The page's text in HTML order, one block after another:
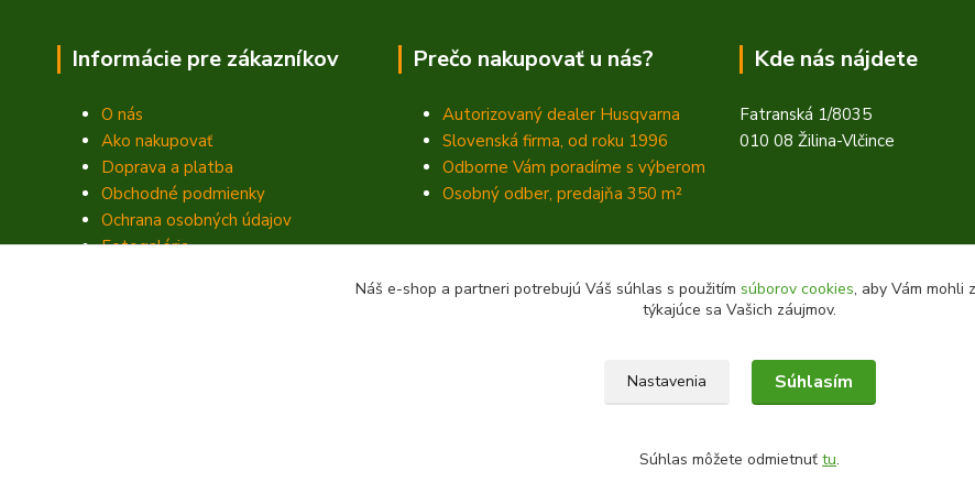
Informácie pre zákazníkov
O nás
Ako nakupovať
Doprava a platba
Obchodné podmienky
Ochrana osobných údajov
Fotogaléria
Prečo nakupovať u nás?
Autorizovaný dealer Husqvarna
Slovenská firma, od roku 1996
Odborne Vám poradíme s výberom
Osobný odber, predajňa 350 m²
Kde nás nájdete
Fatranská 1/8035
010 08 Žilina-Vlčince
Náš e-shop a partneri potrebujú Váš súhlas s použitím súborov cookies, aby Vám mohli
týkajúce sa Vašich záujmov.
Nastavenia Súhlasím
Súhlas môžete odmietnuť tu.